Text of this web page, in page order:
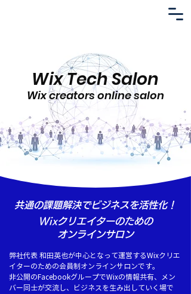
Wix Tech Salon
Wix creators online salon
共通の課題解決でビジネスを活性化！
Wixクリエイターのための
オンラインサロン
弊社代表 和田英也が中心となって運営するWixクリエ
イターのための会員制オンラインサロンです。
非公開のFacebookグループでWixの情報共有、メン
バー同士が交流し、ビジネスを生み出していく場で